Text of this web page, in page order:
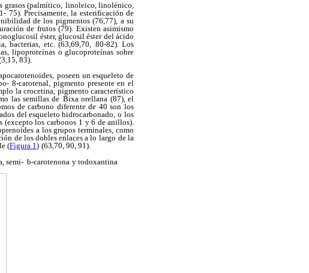
grasos (palmítico, linoleico, linolénico,
75). Precisamente, la esterificación de
de los pigmentos (76,77), a su
de frutos (79). Existen asimismo
éster, glucosil éster del ácido
bacterias, etc. (63,69,70, 80-82). Los
lipoproteínas o glucoproteínas sobre
83).
poseen un esqueleto de
8-carotenal, pigmento presente en el
la crocetina, pigmento característico
las semillas de Bixa orellana (87), el
de carbono diferente de 40 son los
del esqueleto hidrocarbonado, o los
(excepto los carbonos 1 y 6 de anillos).
a los grupos terminales, como
de los dobles enlaces a lo largo de la
(Figura 1) (63,70, 90, 91).
semi- b-carotenona y rodoxantina